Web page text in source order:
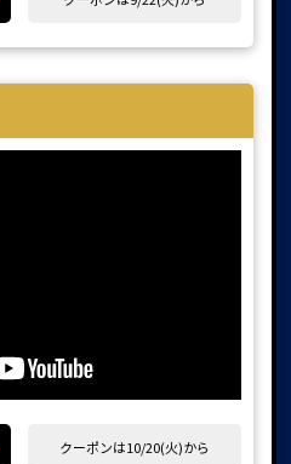
クーポンは10/20(火)から